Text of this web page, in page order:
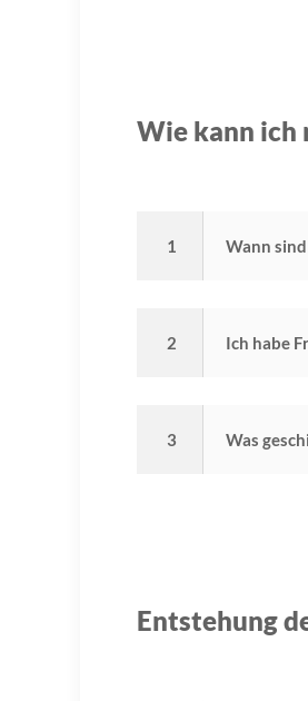
Wie kann ich
1 Wann
2 Ich habe
3 Was
Entstehung